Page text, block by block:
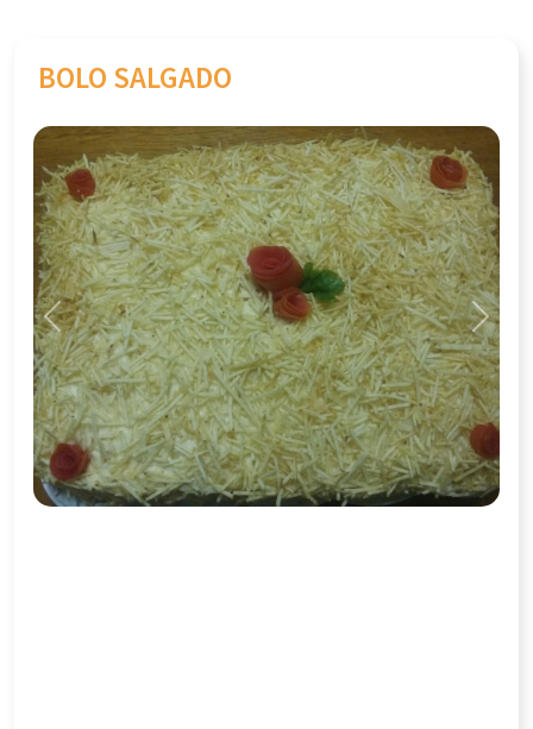
BOLO SALGADO
Previous Next